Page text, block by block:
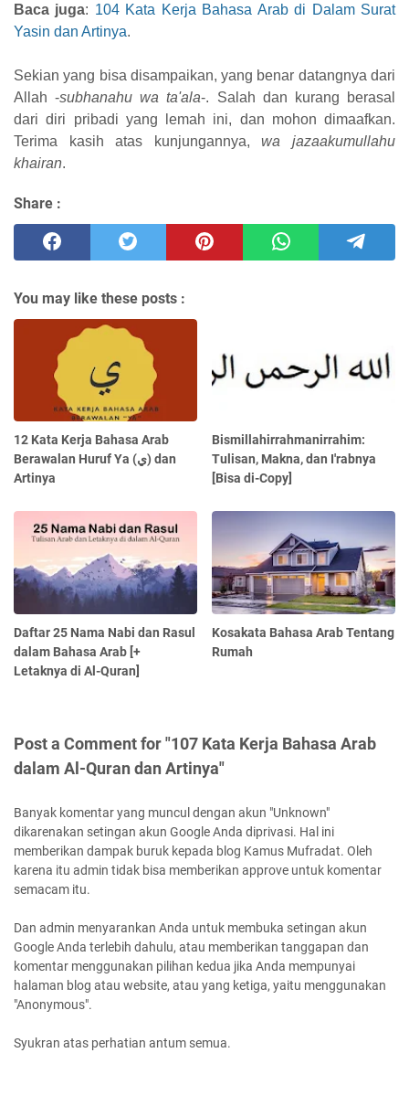
Baca juga: 104 Kata Kerja Bahasa Arab di Dalam Surat
Yasin dan Artinya.
Sekian yang bisa disampaikan, yang benar datangnya dari
Allah -subhanahu wa ta'ala-. Salah dan kurang berasal
dari diri pribadi yang lemah ini, dan mohon dimaafkan.
Terima kasih atas kunjungannya,wa jazaakumullahu
khairan.
Share :
You may like these posts :
12 Kata Kerja Bahasa Arab
Berawalan Huruf Ya (ي) dan
Artinya
Bismillahirrahmanirrahim:
Tulisan, Makna, dan I'rabnya
[Bisa di-Copy]
Daftar 25 Nama Nabi dan Rasul
dalam Bahasa Arab [+
Letaknya di Al-Quran]
Kosakata Bahasa Arab Tentang
Rumah
Post a Comment for "107 Kata Kerja Bahasa Arab
dalam Al-Quran dan Artinya"
Banyak komentar yang muncul dengan akun "Unknown"
dikarenakan setingan akun Google Anda diprivasi. Hal ini
memberikan dampak buruk kepada blog Kamus Mufradat. Oleh
karena itu admin tidak bisa memberikan approve untuk komentar
semacam itu.
Dan admin menyarankan Anda untuk membuka setingan akun
Google Anda terlebih dahulu, atau memberikan tanggapan dan
komentar menggunakan pilihan kedua jika Anda mempunyai
halaman blog atau website, atau yang ketiga, yaitu menggunakan
"Anonymous".
Syukran atas perhatian antum semua.